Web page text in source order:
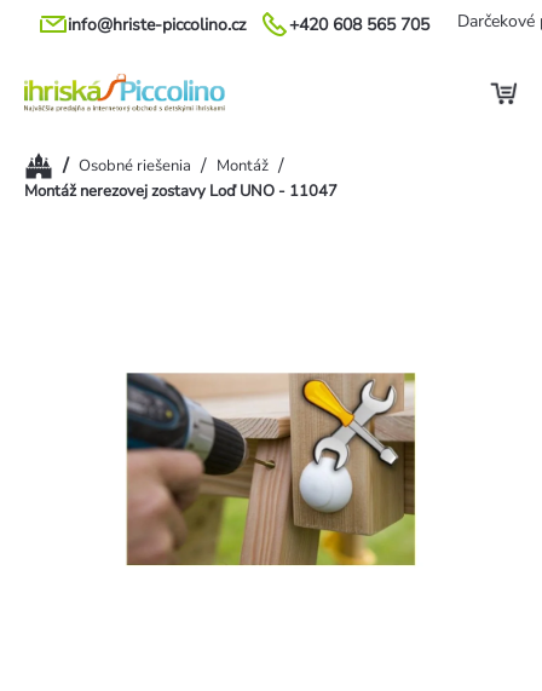
Prejsť
+420 608 565 705
info@hriste-piccolino.cz Darčekové
Domov
/ Osobné riešenia / Montáž /
Montáž nerezovej zostavy Loď UNO - 11047